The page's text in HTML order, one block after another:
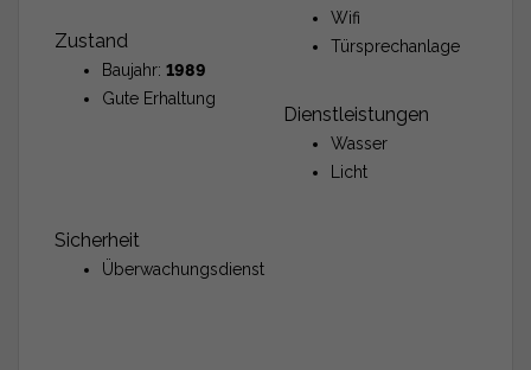
Zustand
Baujahr: 1989
Gute Erhaltung
Wifi
Türsprechanlage
Dienstleistungen
Wasser
Licht
Sicherheit
Überwachungsdienst